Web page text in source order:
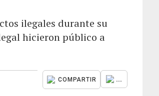
ilegales durante su
hicieron público a
COMPARTIR ...